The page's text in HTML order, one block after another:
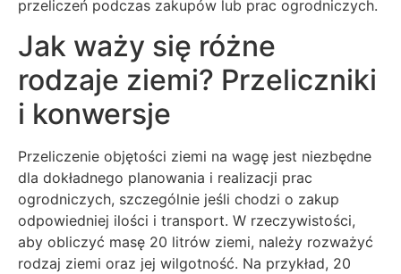
przeliczeń podczas zakupów lub prac ogrodniczych.
Jak waży się różne
rodzaje ziemi? Przeliczniki
i konwersje
Przeliczenie objętości ziemi na wagę jest niezbędne
dla dokładnego planowania i realizacji prac
ogrodniczych, szczególnie jeśli chodzi o zakup
odpowiedniej ilości i transport. W rzeczywistości,
aby obliczyć masę 20 litrów ziemi, należy rozważyć
rodzaj ziemi oraz jej wilgotność. Na przykład, 20